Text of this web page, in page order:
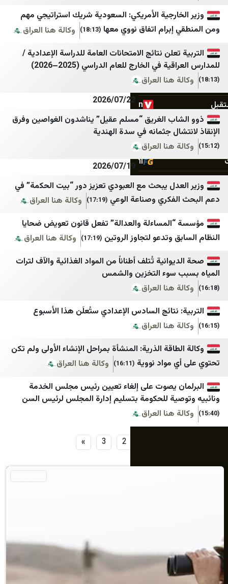
akit
Haber3
Habertürk
Cumhuriyet
DefenceTurkey
Gazete Vatan
Dünya Gazetesi
Ege Haber
Finansın Gündemi
Haberler
Hürriyet
Israel21c
The Knesset
דיווחים חמים מהשטח
דיווחים מהשטח
صدى الشعب الأخباري
وكالة أنباء سرايا الإخبارية
جو 24
الأمريكي: السعودية شريك استراتيجي مهم
اتفاق نووي معها (18:13)
وكالة هنا العراق
نتائج الامتحانات العامة للدراسة الإعدادية /
في الخارج للعام الدراسي (2025–2026)
هنا العراق
2026/07/22
الغريق “مسلم عقيل” يناشدون الغواصين وفرق
جثمانه في سدة الهندية
هنا العراق
2026/07/19
يبحث مع العبودي تعزيز دور “بيت الحكمة” في
وصناعة الوعي (17:19)
وكالة هنا العراق
والعدالة” تفعل قانون تعويض ضحايا
وتدعو لتجاوز الروتين (17:19)
وكالة هنا العراق
تُتلف أطناناً من المواد الغذائية والآف لترات
سوء التخزين والشمس
هنا العراق
نتائج السادس الإعدادي ستُعلَن هذا الأسبوع
هنا العراق
الذرية: المنشأة بمراحل الإنشاء الأولى ولم تكن
مواد نووية
وكالة هنا العراق
يصوت على إلغاء تعيين رئيس مجلس الخدمة
للحكومة بتسليم إدارة المجلس لرئيس السن
هنا العراق